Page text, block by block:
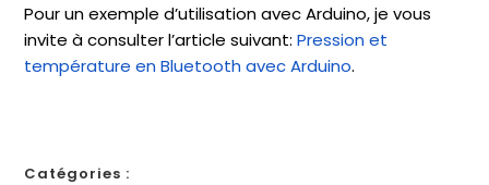
Pour un exemple d’utilisation avec Arduino, je vous
invite à consulter l’article suivant:Pression et
température en Bluetooth avec Arduino.
Catégories :